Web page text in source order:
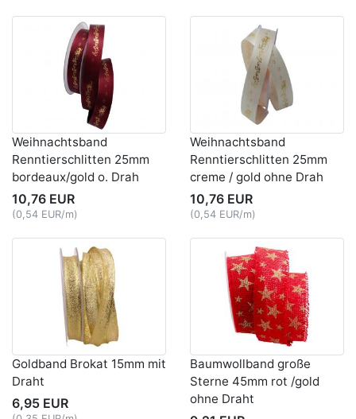
Weihnachtsband
Renntierschlitten 25mm
bordeaux/gold o. Drah
10,76 EUR
(0,54 EUR/m)
Weihnachtsband
Renntierschlitten 25mm
creme / gold ohne Drah
10,76 EUR
(0,54 EUR/m)
Goldband Brokat 15mm mit
Draht
6,95 EUR
Baumwollband große
Sterne 45mm rot /gold
ohne Draht